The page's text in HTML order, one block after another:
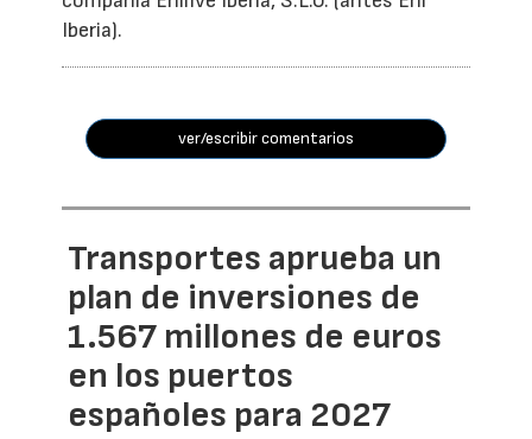
Iberia).
ver/escribir comentarios
Transportes aprueba un
plan de inversiones de
1.567 millones de euros
en los puertos
españoles para 2027